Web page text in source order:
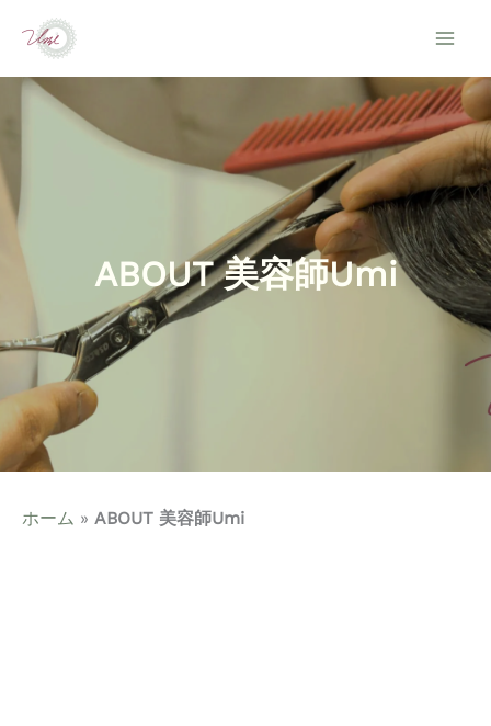
ッ
プ
ABOUT 美容師Umi
ホーム » ABOUT 美容師Umi